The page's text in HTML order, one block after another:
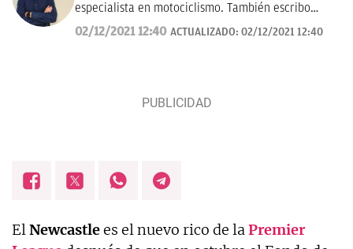
especialista en motociclismo. También escribo
sobre pádel y NFL.
02/12/2021 12:40 ACTUALIZADO: 02/12/2021 12:40
ElNewcastlees el nuevo rico de laPremier